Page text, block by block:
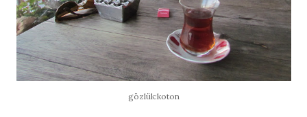
gözlük:koton